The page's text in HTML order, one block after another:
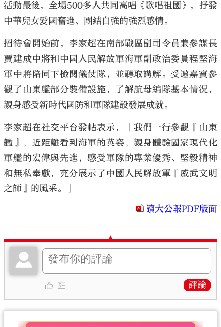
活動最後，全場500多人共同高唱《歌唱祖國》，抒發
中華兒女愛國奮進、團結自強的強烈感情。
招待會開始前，李家超在南部戰區副司令員兼參謀長
賈建成中將和中國人民解放軍海軍副政治委員程堅海
軍中將陪同下檢閱儀仗隊，並聽取講解。受邀嘉賓參
觀了山東艦部分裝備設施，了解航母編隊基本情況，
親身感受新時代國防和軍隊建設發展成就。
李家超在社交平台發帖表示，「我們一行參觀『山東
艦』，近距離看到海軍的英姿，親身體驗國家現代化
軍艦的宏偉與先進，感受軍隊的專業優秀、堅毅精神
和無私奉獻，充分展示了中國人民解放軍『威武文明
之師』的風采。」
讀大公報PDF版面
評論